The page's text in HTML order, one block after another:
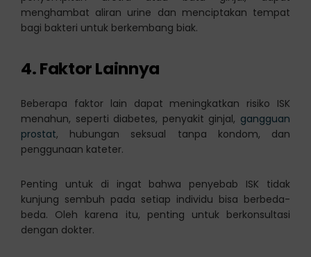
menghambat aliran urine dan menciptakan tempat
bagi bakteri untuk berkembang biak.
4. Faktor Lainnya
Beberapa faktor lain dapat meningkatkan risiko ISK
menahun, seperti diabetes, penyakit ginjal, gangguan
prostat, hubungan seksual tanpa kondom, dan
penggunaan kateter.
Penting untuk di ingat bahwa penyebab ISK tidak
kunjung sembuh pada setiap individu bisa berbeda-
beda. Oleh karena itu, penting untuk berkonsultasi
dengan dokter.